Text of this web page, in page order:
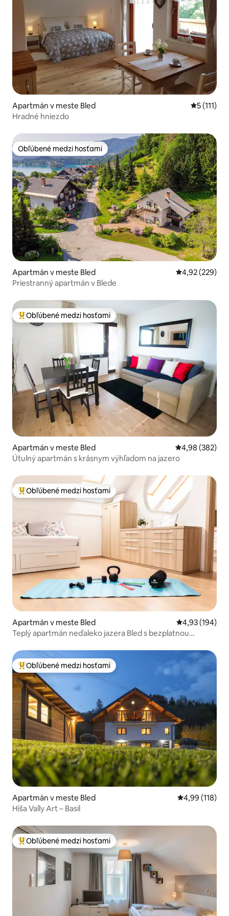
Apartmán v meste Bled
5 (111)
Hradné hniezdo
Obľúbené medzi hosťami
Obľúbené medzi hosťami
Apartmán v meste Bled Priemerné
4,92 (229)
Priestranný apartmán v Blede
Najobľúbenejšie medzi hosťami
Obľúbené medzi hosťami
Apartmán v meste Bled Priemerné
4,98 (382)
Útulný apartmán s krásnym výhľadom na jazero
Najobľúbenejšie medzi hosťami
Obľúbené medzi hosťami
Apartmán v meste Bled Priemerné
4,93 (194)
Teplý apartmán neďaleko jazera Bled s bezplatnou
Najobľúbenejšie medzi hosťami
Obľúbené medzi hosťami
Apartmán v meste Bled Priemerné
4,99 (118)
Hiša Vally Art – Basil
Najobľúbenejšie medzi hosťami
Obľúbené medzi hosťami